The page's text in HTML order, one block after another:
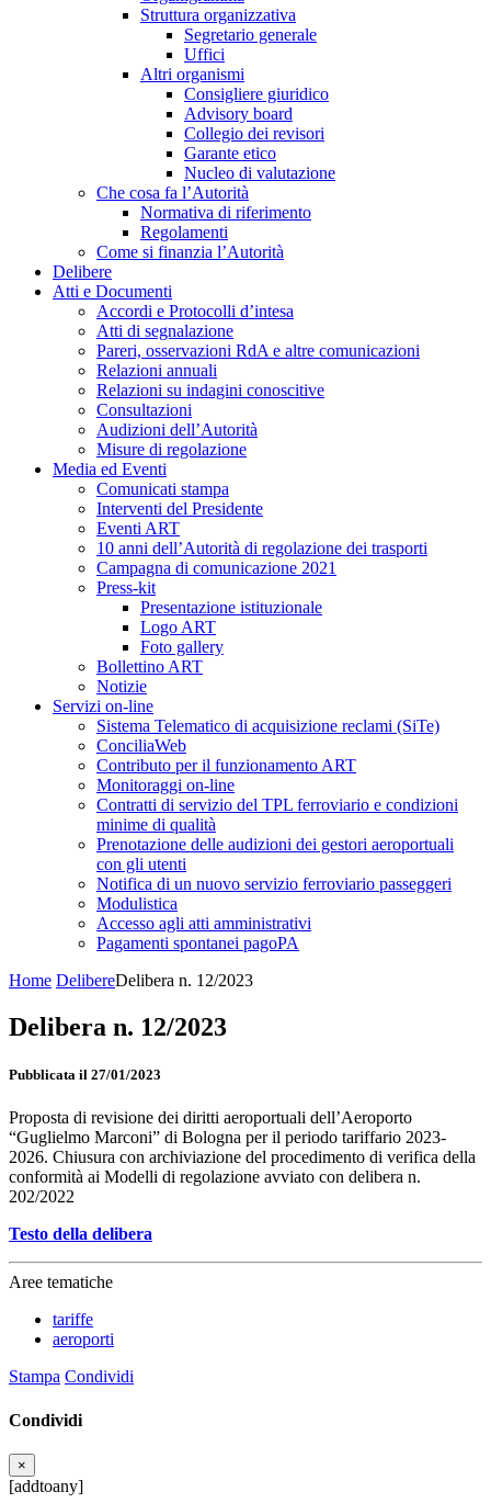
Struttura organizzativa
Segretario generale
Uffici
Altri organismi
Consigliere giuridico
Advisory board
Collegio dei revisori
Garante etico
Nucleo di valutazione
Che cosa fa l’Autorità
Normativa di riferimento
Regolamenti
Come si finanzia l’Autorità
Delibere
Atti e Documenti
Accordi e Protocolli d’intesa
Atti di segnalazione
Pareri, osservazioni RdA e altre comunicazioni
Relazioni annuali
Relazioni su indagini conoscitive
Consultazioni
Audizioni dell’Autorità
Misure di regolazione
Media ed Eventi
Comunicati stampa
Interventi del Presidente
Eventi ART
10 anni dell’Autorità di regolazione dei trasporti
Campagna di comunicazione 2021
Press-kit
Presentazione istituzionale
Logo ART
Foto gallery
Bollettino ART
Notizie
Servizi on-line
Sistema Telematico di acquisizione reclami (SiTe)
ConciliaWeb
Contributo per il funzionamento ART
Monitoraggi on-line
Contratti di servizio del TPL ferroviario e condizioni
minime di qualità
Prenotazione delle audizioni dei gestori aeroportuali
con gli utenti
Notifica di un nuovo servizio ferroviario passeggeri
Modulistica
Accesso agli atti amministrativi
Pagamenti spontanei pagoPA
Home DelibereDelibera n. 12/2023
Delibera n. 12/2023
Pubblicata il 27/01/2023
Proposta di revisione dei diritti aeroportuali dell’Aeroporto
“Guglielmo Marconi” di Bologna per il periodo tariffario 2023-
2026. Chiusura con archiviazione del procedimento di verifica della
conformità ai Modelli di regolazione avviato con delibera n.
202/2022
Testo della delibera
Aree tematiche
tariffe
aeroporti
Stampa Condividi
Condividi
×
[addtoany]